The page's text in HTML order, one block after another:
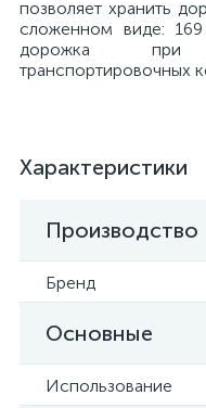
позволяет хранить
сложенном виде:
дорожка при
транспортировочных
Характеристики
Производство
Бренд
Основные
Использование